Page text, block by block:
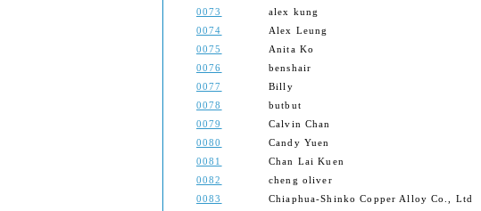
0073
alex kung
0074
Alex Leung
0075
Anita Ko
0076
benshair
0077
Billy
0078
butbut
0079
Calvin Chan
0080
Candy Yuen
0081
Chan Lai Kuen
0082
cheng oliver
0083
Chiaphua-Shinko Copper Alloy Co., Ltd